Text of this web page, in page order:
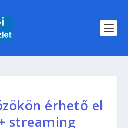
érhető el
streaming